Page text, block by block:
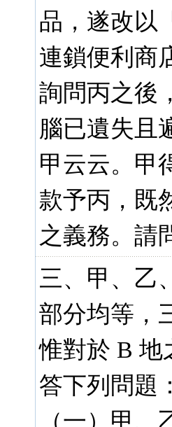
品，遂改以
連鎖便利商
詢問丙之後
腦已遺失且
甲云云。甲
款予丙，既
之義務。請
三、甲、乙
部分均等，
惟對於 B 地
答下列問題
（一）甲